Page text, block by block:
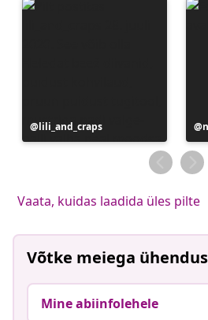
Postitus
avaldatud
lili_and_craps
Vaata, kuidas laadida üles pilte
Võtke meiega
Mine abiinfolehele